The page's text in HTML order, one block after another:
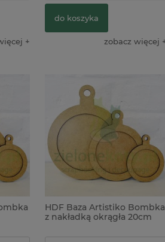
do koszyka
zobacz więcej
HDF Baza Artistiko Bombka
z nakładką okrągła 20cm